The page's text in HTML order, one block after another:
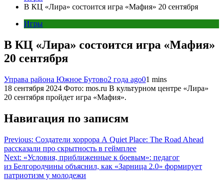
В КЦ «Лира» состоится игра «Мафия» 20 сентября
Игры
В КЦ «Лира» состоится игра «Мафия»
20 сентября
Управа района Южное Бутово2 года ago01 mins
18 сентября 2024 Фото: mos.ru В культурном центре «Лира»
20 сентября пройдет игра «Мафия».
Навигация по записям
Previous: Создатели хоррора A Quiet Place: The Road Ahead
рассказали про скрытность в геймплее
Next: «Условия, приближенные к боевым»: педагог
из Белгородчины объяснил, как «Зарница 2.0» формирует
патриотизм у молодежи